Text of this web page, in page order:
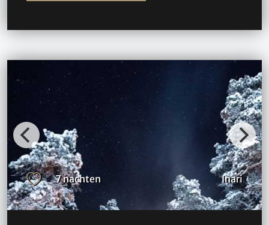
7 nachten Inari